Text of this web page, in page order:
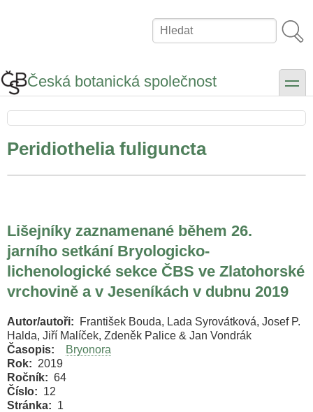
Hledat
Česká botanická společnost toggle
Peridiothelia fuliguncta
Lišejníky zaznamenané během 26.
jarního setkání Bryologicko-
lichenologické sekce ČBS ve Zlatohorské
vrchovině a v Jeseníkách v dubnu 2019
Autor/autoři
František Bouda, Lada Syrovátková, Josef P.
Halda, Jiří Malíček, Zdeněk Palice & Jan Vondrák
Časopis
Bryonora
Rok
2019
Ročník
64
Číslo
12
Stránka
1